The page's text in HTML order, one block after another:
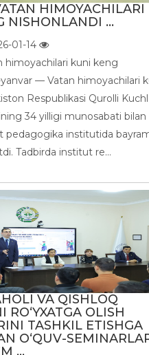
HIMOYACHILARI
NISHONLANDI ...
01-14
himoyachilari kuni keng
— Vatan himoyachilari
Respublikasi Qurolli
34 yilligi munosabati bilan
pedagogika institutida
Tadbirda institut re...
VA QISHLOQ
RO‘YXATGA OLISH
TASHKIL ETISHGA
O‘QUV-
...